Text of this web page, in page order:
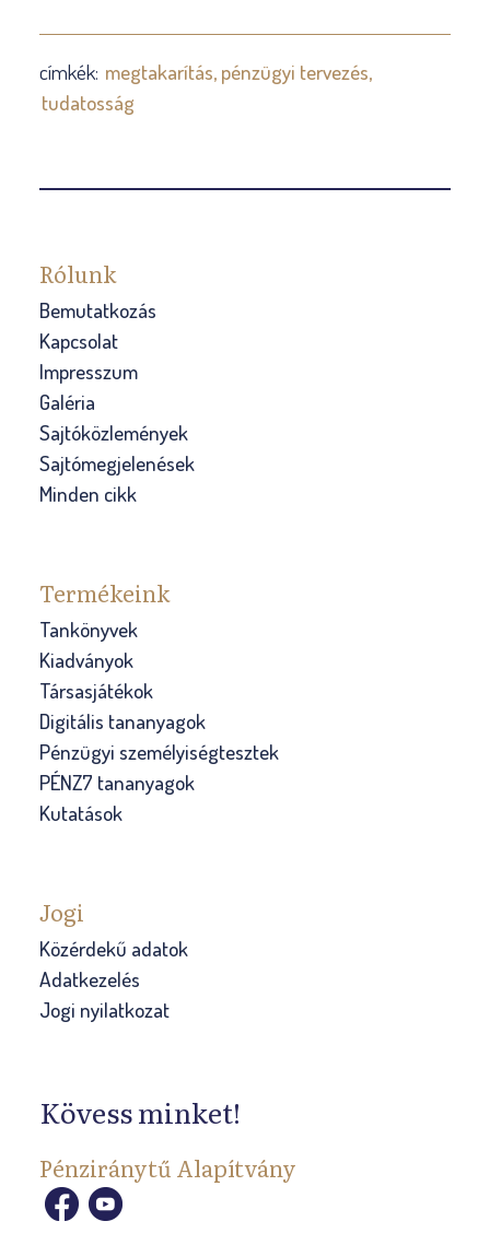
címkék: megtakarítás pénzügyi tervezés
tudatosság
Rólunk
Bemutatkozás
Kapcsolat
Impresszum
Galéria
Sajtóközlemények
Sajtómegjelenések
Minden cikk
Termékeink
Tankönyvek
Kiadványok
Társasjátékok
Digitális tananyagok
Pénzügyi személyiségtesztek
PÉNZ7 tananyagok
Kutatások
Jogi
Közérdekű adatok
Adatkezelés
Jogi nyilatkozat
Kövess minket!
Pénziránytű Alapítvány